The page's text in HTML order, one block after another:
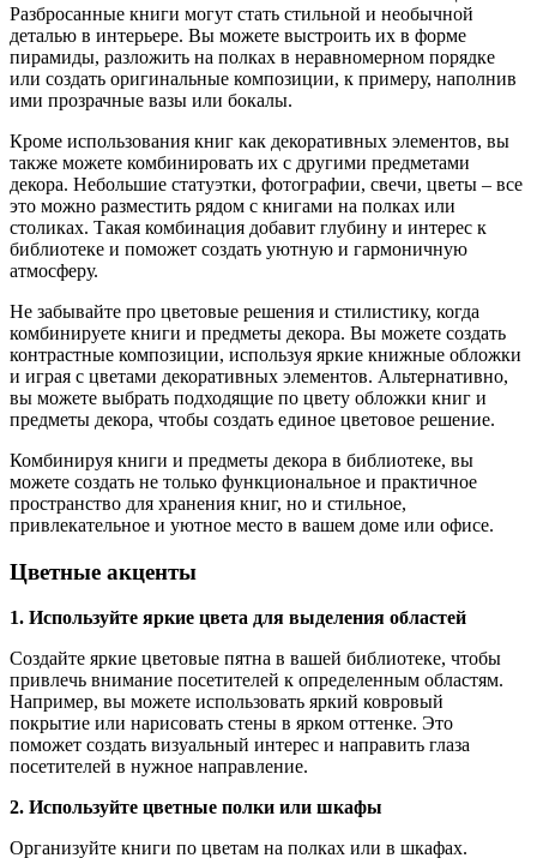
Разбросанные книги могут стать стильной и необычной
деталью в интерьере. Вы можете выстроить их в форме
пирамиды, разложить на полках в неравномерном порядке
или создать оригинальные композиции, к примеру, наполнив
ими прозрачные вазы или бокалы.
Кроме использования книг как декоративных элементов, вы
также можете комбинировать их с другими предметами
декора. Небольшие статуэтки, фотографии, свечи, цветы – все
это можно разместить рядом с книгами на полках или
столиках. Такая комбинация добавит глубину и интерес к
библиотеке и поможет создать уютную и гармоничную
атмосферу.
Не забывайте про цветовые решения и стилистику, когда
комбинируете книги и предметы декора. Вы можете создать
контрастные композиции, используя яркие книжные обложки
и играя с цветами декоративных элементов. Альтернативно,
вы можете выбрать подходящие по цвету обложки книг и
предметы декора, чтобы создать единое цветовое решение.
Комбинируя книги и предметы декора в библиотеке, вы
можете создать не только функциональное и практичное
пространство для хранения книг, но и стильное,
привлекательное и уютное место в вашем доме или офисе.
Цветные акценты
1. Используйте яркие цвета для выделения областей
Создайте яркие цветовые пятна в вашей библиотеке, чтобы
привлечь внимание посетителей к определенным областям.
Например, вы можете использовать яркий ковровый
покрытие или нарисовать стены в ярком оттенке. Это
поможет создать визуальный интерес и направить глаза
посетителей в нужное направление.
2. Используйте цветные полки или шкафы
Организуйте книги по цветам на полках или в шкафах.